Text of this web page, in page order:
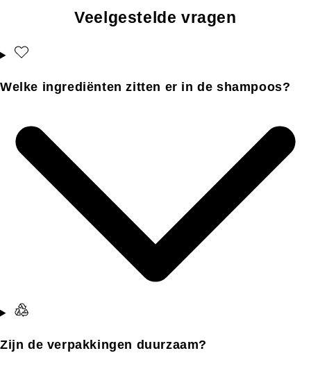
Veelgestelde vragen
Welke ingrediënten zitten er in de shampoos?
Zijn de verpakkingen duurzaam?